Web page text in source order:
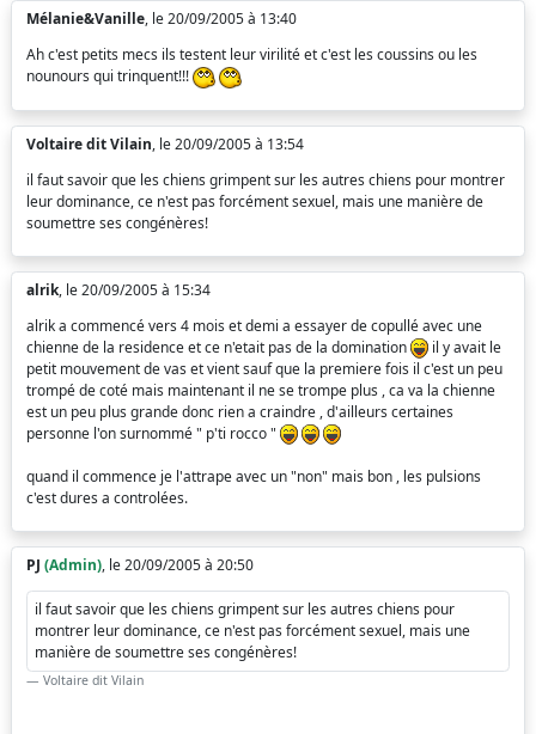
Mélanie&Vanille, le 20/09/2005 à 13:40
Ah c'est petits mecs ils testent leur virilité et c'est les coussins ou les
nounours qui trinquent!!!
Voltaire dit Vilain, le 20/09/2005 à 13:54
il faut savoir que les chiens grimpent sur les autres chiens pour montrer
leur dominance, ce n'est pas forcément sexuel, mais une manière de
soumettre ses congénères!
alrik, le 20/09/2005 à 15:34
alrik a commencé vers 4 mois et demi a essayer de copullé avec une
chienne de la residence et ce n'etait pas de la domination
il y avait le
petit mouvement de vas et vient sauf que la premiere fois il c'est un peu
trompé de coté mais maintenant il ne se trompe plus , ca va la chienne
est un peu plus grande donc rien a craindre , d'ailleurs certaines
personne l'on surnommé " p'ti rocco "
quand il commence je l'attrape avec un "non" mais bon , les pulsions
c'est dures a controlées.
PJ (Admin), le 20/09/2005 à 20:50
il faut savoir que les chiens grimpent sur les autres chiens pour
montrer leur dominance, ce n'est pas forcément sexuel, mais une
manière de soumettre ses congénères!
Voltaire dit Vilain